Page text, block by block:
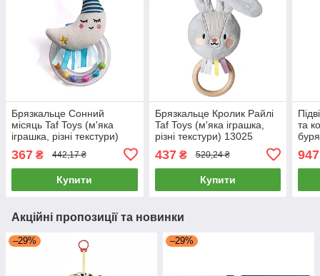
Брязкальце Сонний
місяць Taf Toys (м'яка
іграшка, різні текстури)
367 ₴ 442,17 ₴
Купити
Брязкальце Кролик Райлі
Taf Toys (м'яка іграшка,
різні текстури) 13025
437₴ 520,24 ₴
Купити
та
947
Акційні пропозиції та новинки
–29% –29%